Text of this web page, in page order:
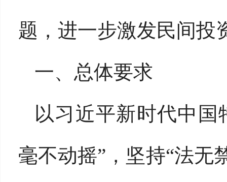
题，进一步激发民间投
一、总体要求
以习近平新时代中国
毫不动摇”，坚持“法无